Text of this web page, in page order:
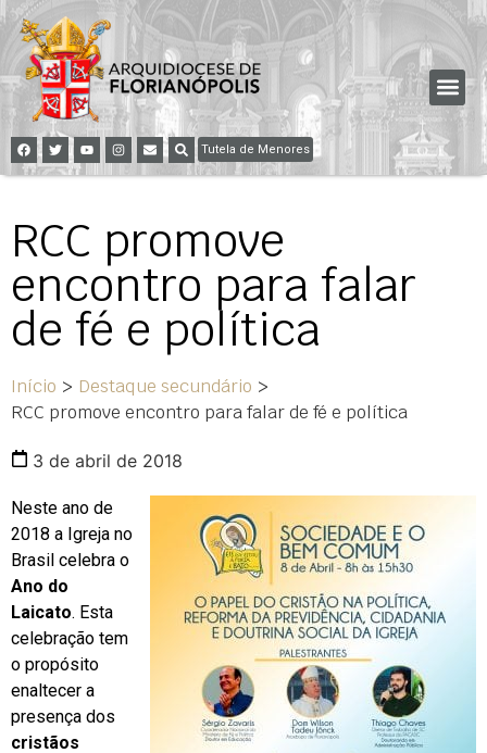
Tutela de Menores
RCC promove
encontro para falar
de fé e política
Início > Destaque secundário >
RCC promove encontro para falar de fé e política
3 de abril de 2018
Neste ano de
2018 a Igreja no
Brasil celebra o
Ano do
Laicato. Esta
celebração tem
o propósito
enaltecer a
presença dos
cristãos